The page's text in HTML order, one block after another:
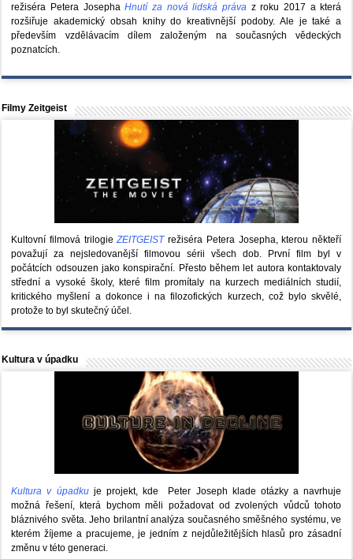
režiséra Petera JosephaHnutí za nová lidská právaz roku 2017 a která
rozšiřuje akademický obsah knihy do kreativnější podoby. Ale je také a
především vzdělávacím dílem založeným na současných vědeckých
poznatcích.
Filmy Zeitgeist
Kultovní filmová trilogieZEITGEISTrežiséra Petera Josepha, kterou někteří
považují za nejsledovanější filmovou sérii všech dob. První film byl v
počátcích odsouzen jako konspirační. Přesto během let autora kontaktovaly
střední a vysoké školy, které film promítaly na kurzech mediálních studií,
kritického myšlení a dokonce i na filozofických kurzech, což bylo skvělé,
protože to byl skutečný účel.
Kultura v úpadku
Kultura v úpadkuje projekt, kde Peter Joseph klade otázky a navrhuje
možná řešení, která bychom měli požadovat od zvolených vůdců tohoto
bláznivého světa. Jeho brilantní analýza současného směšného systému, ve
kterém žíjeme a pracujeme, je jedním z nejdůležitějších hlasů pro zásadní
změnu v této generaci.